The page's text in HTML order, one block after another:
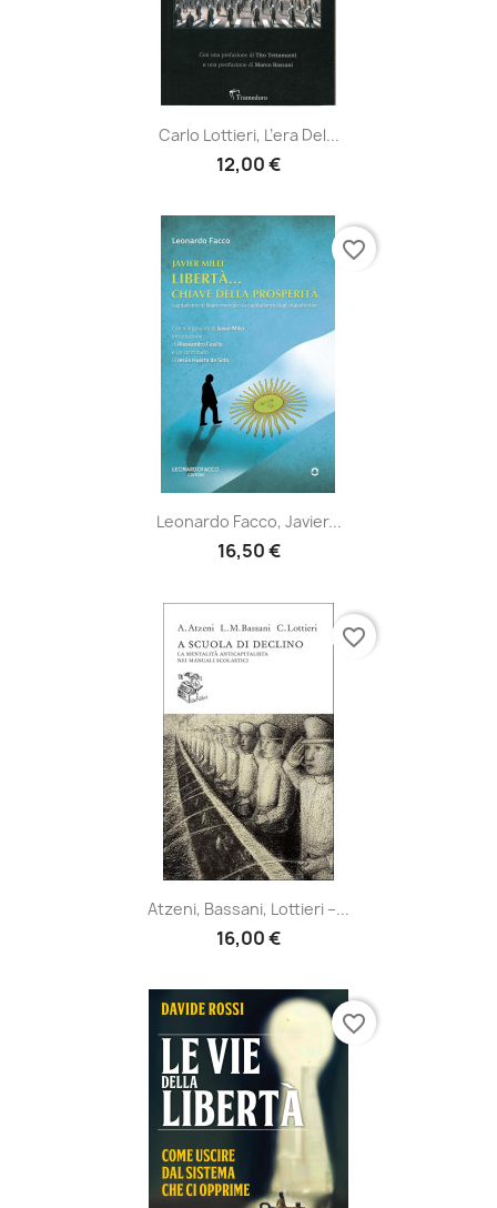
Carlo Lottieri, L’era Del...
12,00 €
Leonardo Facco, Javier...
16,50 €
favorite_border
Atzeni, Bassani, Lottieri –...
16,00 €
favorite_border
favorite_border